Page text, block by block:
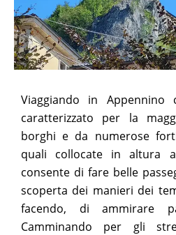
Viaggiando in
caratterizzato per la
borghi e da numerose
quali collocate in altura
consente di fare belle
scoperta dei manieri dei
facendo, di ammirare
Camminando per gli